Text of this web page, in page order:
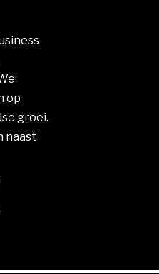
op
groei.
naast